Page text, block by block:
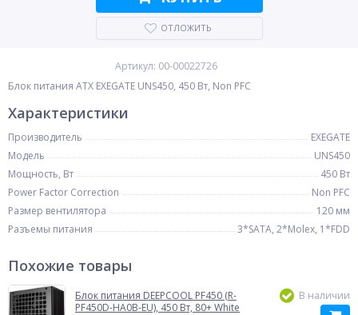
ОТЛОЖИТЬ
Артикул: 00-00022726
Блок питания ATX EXEGATE UNS450, 450 Вт, Non PFC
Характеристики
Производитель
EXEGATE
Модель
UNS450
Мощность, Вт
450 Вт
Power Factor Correction
Non PFC
Размер вентилятора
120 мм
Разъемы питания
3*SATA, 2*Molex, 1*FDD
Похожие товары
Блок питания DEEPCOOL PF450 (R-
PF450D-HA0B-EU), 450 Вт, 80+ White
В наличии